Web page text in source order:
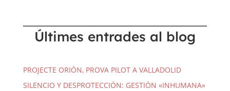
Últimes entrades al blog
PROJECTE ORIÓN, PROVA PILOT A VALLADOLID
SILENCIO Y DESPROTECCIÓN: GESTIÓN «INHUMANA»